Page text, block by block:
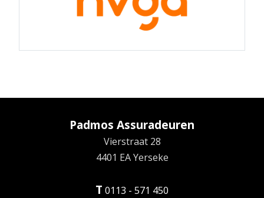
Padmos Assuradeuren
Vierstraat 28
4401 EA Yerseke
T 0113 - 571 450